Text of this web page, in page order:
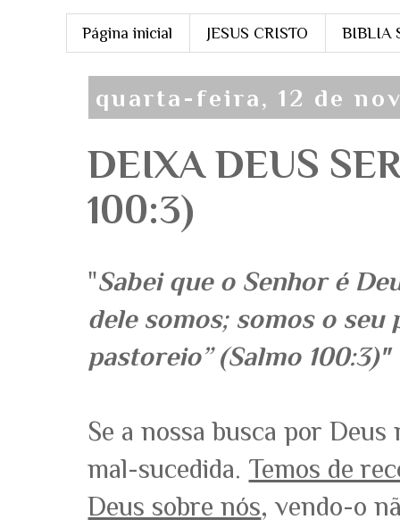
Página inicial JESUS CRISTO BIBLIA
quarta-feira, 12 de
DEIXA DEUS
100:3)
"Sabei que o Senhor é
dele somos; somos o seu
pastoreio” (Salmo 100:3)"
Se a nossa busca por
mal-sucedida. Temos de
Deus sobre nós, vendo-o